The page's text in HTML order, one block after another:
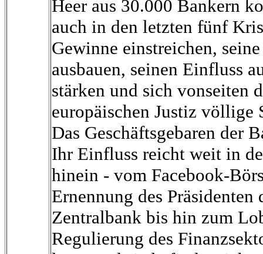
Heer aus 30.000 Bankern
auch in den letzten fünf
Gewinne einstreichen,
ausbauen, seinen Einfluss
stärken und sich vonseiten
europäischen Justiz völlige
Das Geschäftsgebaren der
Ihr Einfluss reicht weit in
hinein - vom Facebook-
Ernennung des Präsidenten
Zentralbank bis hin zum
Regulierung des